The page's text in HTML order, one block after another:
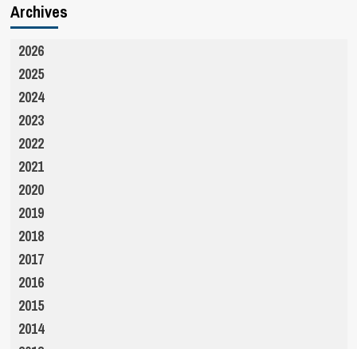
Archives
2026
2025
2024
2023
2022
2021
2020
2019
2018
2017
2016
2015
2014